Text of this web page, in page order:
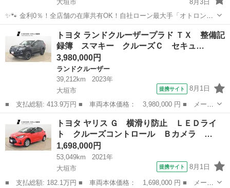
大垣市
8月3日
✨🐾 金利0％！全店舗の在庫共有OK！自社ローン最大手「オトロン」
🐾✨ こんなお悩みはありませんか？🤔 ✅ 勤続年数が短い ✅ パー
ト・アルバイト勤務 ✅ 派遣社員・自営業 ✅ 専業主婦（主夫） ✅ 自
己破産...
岐阜 プリウス
トヨタ ランドクルーザープラド ＴＸ 整備記
録簿 スマキー クルーズＣ セキュ…
3,980,000円
ランドクルーザー
39,212km
2023年
大垣市
提携サイト 8月1日
■ 支払総額: 413.9万円 ■ 車両本体価格： 3,980,000 円 ■ メーカ
ー名： トヨタ ■ 車種名： ランドクルーザープラド ■ グレード
名： ＴＸ 整備記録簿 スマキー クルーズＣ セキュリティ カ
ーテンエ...
岐阜 ランドクルーザー
トヨタ ヤリス Ｇ 横滑り防止 ＬＥＤライ
ト クルーズコントロール Ｂカメラ …
1,698,000円
53,049km
2021年
大垣市
提携サイト 8月1日
■ 支払総額: 182.1万円 ■ 車両本体価格： 1,698,000 円 ■ メーカ